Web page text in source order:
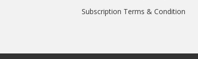
Subscription Terms & Condition